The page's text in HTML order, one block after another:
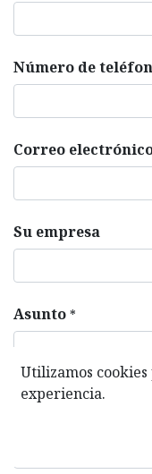
Número de
Correo
Su empresa
Asunto *
Su pregunta
Utilizamos
experiencia.